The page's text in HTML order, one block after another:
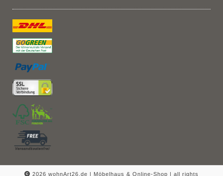
2026 wohnArt26.de | Möbelhaus & Online-Shop | all rights